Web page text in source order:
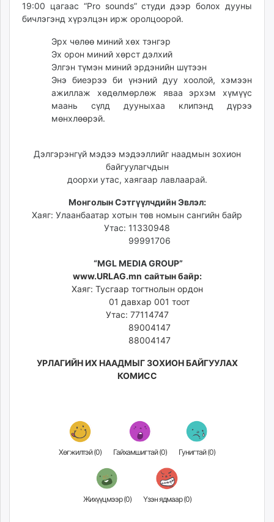
fact.mn
itoim.mn
tumen.mn
shuum.mn
tvmongolia.mn
unegui.mn
tac.mn
paparazzi.mn
19:00 цагаас “Pro sounds” студи дээр болох дууны
бичлэгэнд хүрэлцэн ирж оролцоорой.
Эрх чөлөө миний хөх тэнгэр
Эх орон миний хөрст дэлхий
Элгэн түмэн миний эрдэнийн шүтээн
Энэ биеэрээ би үнэний дуу хоолой, хэмээн
ажиллаж хөдөлмөрлөж яваа эрхэм хүмүүс
маань сүлд дууныхаа клипэнд дүрээ
мөнхлөөрэй.
Дэлгэрэнгүй мэдээ мэдээллийг наадмын зохион
байгуулагчдын
доорхи утас, хаягаар лавлаарай.
Монголын Сэтгүүлчдийн Эвлэл:
Хаяг: Улаанбаатар хотын төв номын сангийн байр
Утас: 11330948
99991706
“MGL MEDIA GROUP”
www.URLAG.mn сайтын байр:
Хаяг: Тусгаар тогтнолын ордон
01 давхар 001 тоот
Утас: 77114747
89004147
88004147
УРЛАГИЙН ИХ НААДМЫГ ЗОХИОН БАЙГУУЛАХ
КОМИСC
Хөгжилтэй (0) Гайхамшигтай (0) Гунигтай (0)
Жихүүцмээр (0) Үзэн ядмаар (0)